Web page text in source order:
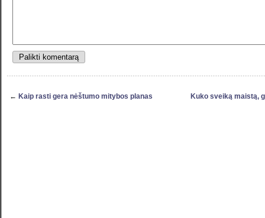
← Kaip rasti gera nėštumo mitybos planas Kuko sveiką maistą,